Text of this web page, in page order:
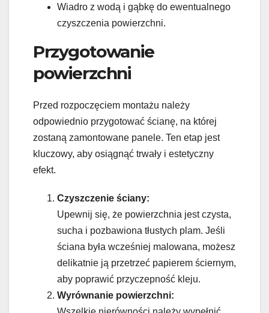
Wiadro z wodą i gąbkę do ewentualnego
czyszczenia powierzchni.
Przygotowanie
powierzchni
Przed rozpoczęciem montażu należy
odpowiednio przygotować ścianę, na której
zostaną zamontowane panele. Ten etap jest
kluczowy, aby osiągnąć trwały i estetyczny
efekt.
Czyszczenie ściany:
Upewnij się, że powierzchnia jest czysta,
sucha i pozbawiona tłustych plam. Jeśli
ściana była wcześniej malowana, możesz
delikatnie ją przetrzeć papierem ściernym,
aby poprawić przyczepność kleju.
Wyrównanie powierzchni: